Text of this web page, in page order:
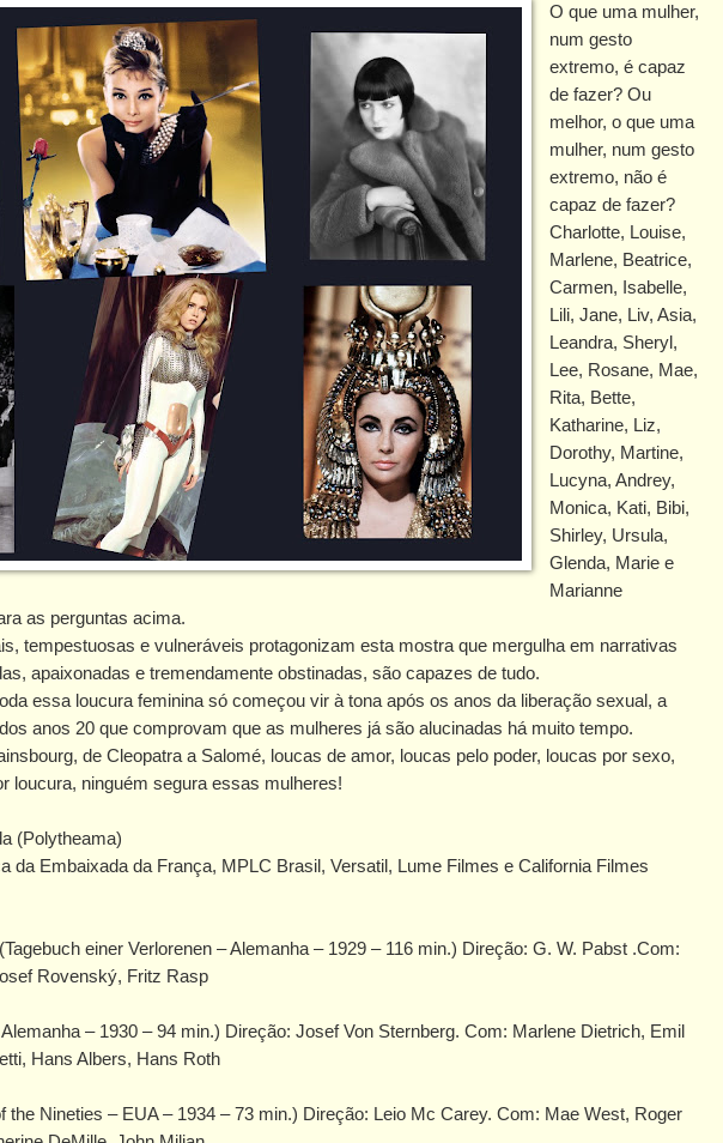
O que uma mulher,
num gesto
extremo, é capaz
de fazer? Ou
melhor, o que uma
mulher, num gesto
extremo, não é
capaz de fazer?
Charlotte, Louise,
Marlene, Beatrice,
Carmen, Isabelle,
Lili, Jane, Liv, Asia,
Leandra, Sheryl,
Lee, Rosane, Mae,
Rita, Bette,
Katharine, Liz,
Dorothy, Martine,
Lucyna, Andrey,
Monica, Kati, Bibi,
Shirley, Ursula,
Glenda, Marie e
Marianne
as perguntas acima.
tempestuosas e vulneráveis protagonizam esta mostra que mergulha em narrativas
apaixonadas e tremendamente obstinadas, são capazes de tudo.
essa loucura feminina só começou vir à tona após os anos da liberação sexual, a
anos 20 que comprovam que as mulheres já são alucinadas há muito tempo.
de Cleopatra a Salomé, loucas de amor, loucas pelo poder, loucas por sexo,
loucura, ninguém segura essas mulheres!
(Polytheama)
da Embaixada da França, MPLC Brasil, Versatil, Lume Filmes e California Filmes
einer Verlorenen – Alemanha – 1929 – 116 min.) Direção: G. W. Pabst .Com:
Rovenský, Fritz Rasp
– 1930 – 94 min.) Direção: Josef Von Sternberg. Com: Marlene Dietrich, Emil
Hans Albers, Hans Roth
the Nineties – EUA – 1934 – 73 min.) Direção: Leio Mc Carey. Com: Mae West, Roger